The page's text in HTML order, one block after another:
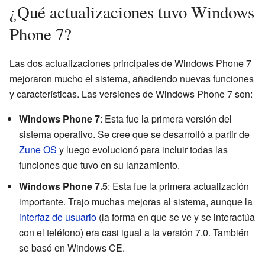
¿Qué actualizaciones tuvo Windows
Phone 7?
Las dos actualizaciones principales de Windows Phone 7
mejoraron mucho el sistema, añadiendo nuevas funciones
y características. Las versiones de Windows Phone 7 son:
Windows Phone 7: Esta fue la primera versión del
sistema operativo. Se cree que se desarrolló a partir de
Zune OS y luego evolucionó para incluir todas las
funciones que tuvo en su lanzamiento.
Windows Phone 7.5: Esta fue la primera actualización
importante. Trajo muchas mejoras al sistema, aunque la
interfaz de usuario (la forma en que se ve y se interactúa
con el teléfono) era casi igual a la versión 7.0. También
se basó en Windows CE.